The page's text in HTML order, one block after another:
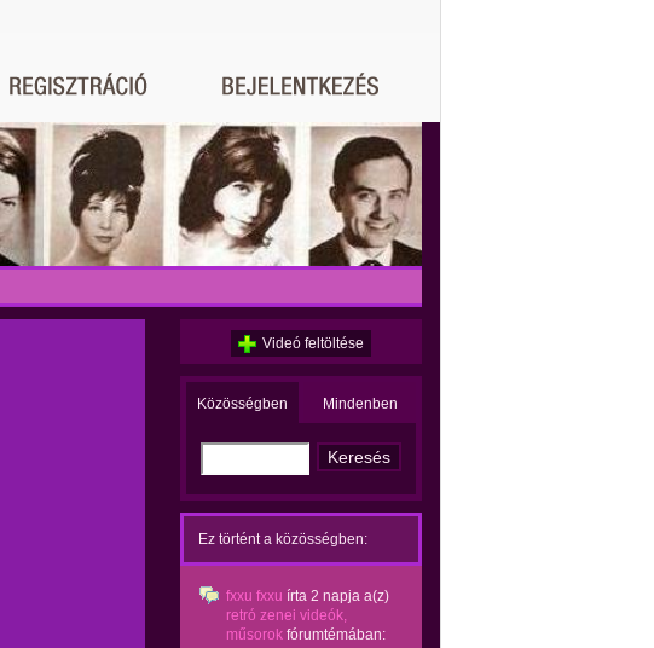
Videó feltöltése
Közösségben Mindenben
Ez történt a közösségben:
fxxu fxxu írta 2 napja a(z)
retró zenei videók,
műsorok fórumtémában: